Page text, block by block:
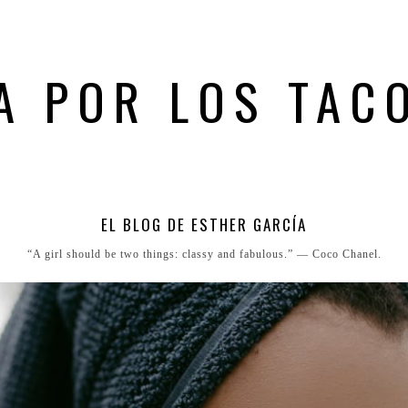
POR LOS
EL BLOG DE ESTHER GARCÍA
“A girl should be two things: classy and fabulous.” ― Coco Chanel.